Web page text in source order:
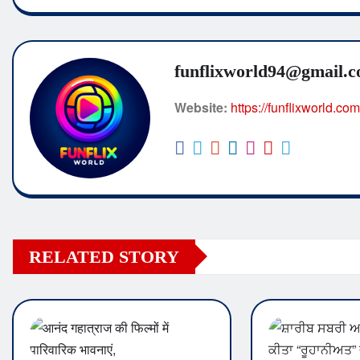
Website: https://funflixworld.com
RELATED STORY